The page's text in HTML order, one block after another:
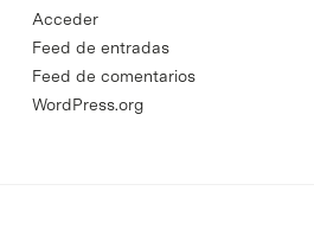
Acceder
Feed de entradas
Feed de comentarios
WordPress.org